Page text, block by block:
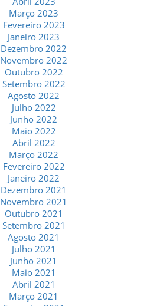
Março 2023
Fevereiro 2023
Janeiro 2023
Dezembro 2022
Novembro 2022
Outubro 2022
Setembro 2022
Agosto 2022
Julho 2022
Junho 2022
Maio 2022
Abril 2022
Março 2022
Fevereiro 2022
Janeiro 2022
Dezembro 2021
Novembro 2021
Outubro 2021
Setembro 2021
Agosto 2021
Julho 2021
Junho 2021
Maio 2021
Abril 2021
Março 2021